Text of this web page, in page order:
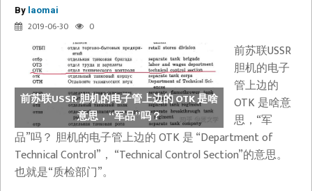
By laomai
2019-06-30 0
前苏联USSR 胆机的电子管上边的 OTK 是啥
意思，“军品”吗？
前苏联USSR
胆机的电子
管上边的
OTK 是啥意
思，“军
品”吗？ 胆机的电子管上边的 OTK 是 “Department of
Technical Control”， “Technical Control Section”的意思。
也就是“质检部门”。